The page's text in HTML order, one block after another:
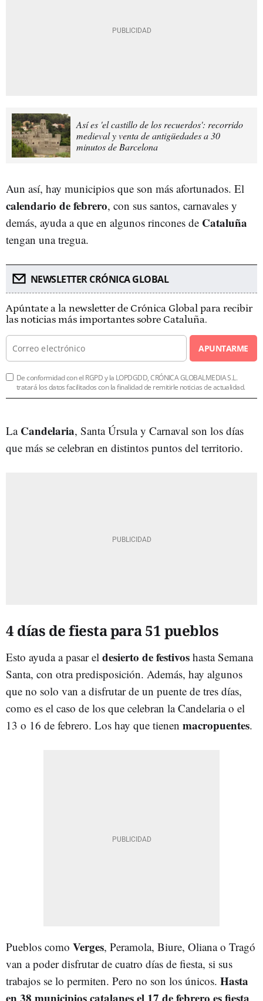
Así es 'el castillo de los recuerdos': recorrido
medieval y venta de antigüedades a 30
minutos de Barcelona
Aun así, hay municipios que son más afortunados. El
calendario de febrero, con sus santos, carnavales y
demás, ayuda a que en algunos rincones de Cataluña
tengan una tregua.
NEWSLETTER CRÓNICA GLOBAL
Apúntate a la newsletter de Crónica Global para recibir
las noticias más importantes sobre Cataluña.
APUNTARME
De conformidad con el RGPD y la LOPDGDD, CRÓNICA GLOBALMEDIA S.L.
tratará los datos facilitados con la finalidad de remitirle noticias de actualidad.
La Candelaria, Santa Úrsula y Carnaval son los días
que más se celebran en distintos puntos del territorio.
4 días de fiesta para 51 pueblos
Esto ayuda a pasar el desierto de festivos hasta Semana
Santa, con otra predisposición. Además, hay algunos
que no solo van a disfrutar de un puente de tres días,
como es el caso de los que celebran la Candelaria o el
13 o 16 de febrero. Los hay que tienen macropuentes.
Pueblos como Verges, Peramola, Biure, Oliana o Tragó
van a poder disfrutar de cuatro días de fiesta, si sus
trabajos se lo permiten. Pero no son los únicos. Hasta
en 38 municipios catalanes el 17 de febrero es fiesta